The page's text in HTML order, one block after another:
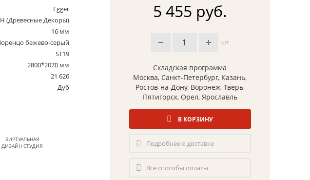
Egger
(Древесные Декоры)
16 мм
бежево-серый
ST19
2800*2070 мм
21 626
Дуб
ВИРТУАЛЬНАЯ
ДИЗАЙН СТУДИЯ
5 455 руб.
шт
Складская программа
Москва, Санкт-Петербург, Казань,
Ростов-на-Дону, Воронеж, Тверь,
Пятигорск, Орел, Ярославль
В КОРЗИНУ
Подробнее о доставке
Все способы оплаты